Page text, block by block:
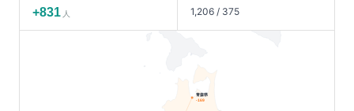
+831 人 1,206/ 375
青森県
-169